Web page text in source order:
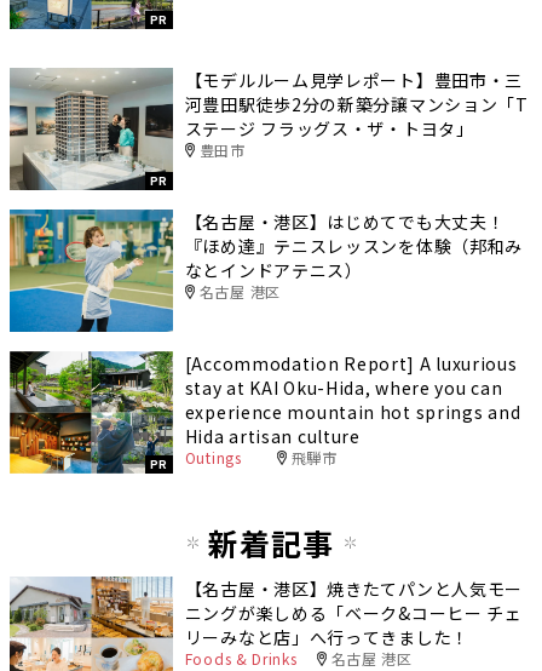
PR
PR
【モデルルーム見学レポート】豊田市・三
河豊田駅徒歩2分の新築分譲マンション「T
ステージ フラッグス・ザ・トヨタ」
豊田市
【名古屋・港区】はじめてでも大丈夫！
『ほめ達』テニスレッスンを体験（邦和み
なとインドアテニス）
名古屋 港区
PR
[Accommodation Report] A luxurious
stay at KAI Oku-Hida, where you can
experience mountain hot springs and
Hida artisan culture
Outings 飛騨市
新着記事
【名古屋・港区】焼きたてパンと人気モー
ニングが楽しめる「ベーク&コーヒー チェ
リーみなと店」へ行ってきました！
Foods & Drinks 名古屋 港区